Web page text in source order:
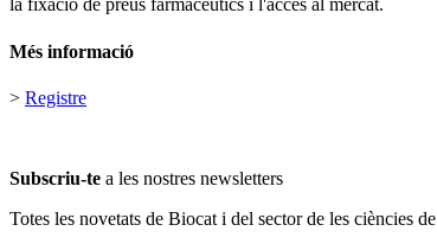
la fixació de preus farmacèutics i l'accés al mercat.
Més informació
> Registre
Subscriu-te a les nostres newsletters
Totes les novetats de Biocat i del sector de les ciències